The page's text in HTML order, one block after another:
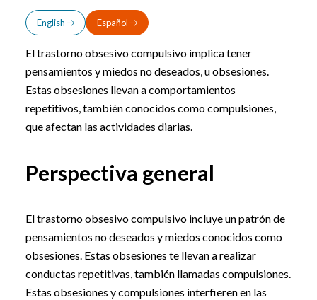
English Español
El trastorno obsesivo compulsivo implica tener
pensamientos y miedos no deseados, u obsesiones.
Estas obsesiones llevan a comportamientos
repetitivos, también conocidos como compulsiones,
que afectan las actividades diarias.
Perspectiva general
El trastorno obsesivo compulsivo incluye un patrón de
pensamientos no deseados y miedos conocidos como
obsesiones. Estas obsesiones te llevan a realizar
conductas repetitivas, también llamadas compulsiones.
Estas obsesiones y compulsiones interfieren en las